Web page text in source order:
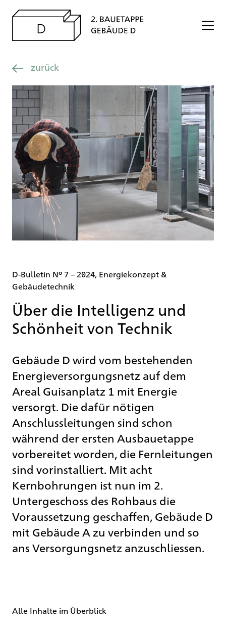
zurück
Alle Inhalte im Überblick
D-Bulletin Nº 7 – 2024, Energiekonzept &
Gebäudetechnik
Über die Intelligenz und
Schönheit von Technik
Gebäude D wird vom bestehenden
Energieversorgungsnetz auf dem
Areal Guisanplatz 1 mit Energie
versorgt. Die dafür nötigen
Anschlussleitungen sind schon
während der ersten Ausbauetappe
vorbereitet worden, die Fernleitungen
sind vorinstalliert. Mit acht
Kernbohrungen ist nun im 2.
Untergeschoss des Rohbaus die
Voraussetzung geschaffen, Gebäude D
mit Gebäude A zu verbinden und so
ans Versorgungsnetz anzuschliessen.